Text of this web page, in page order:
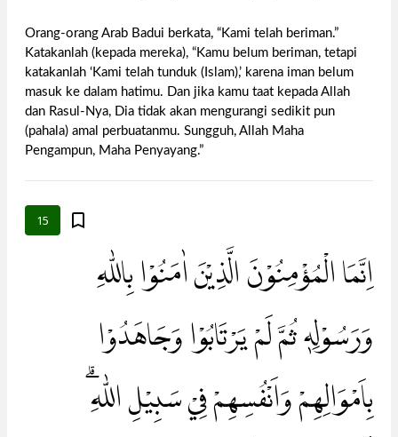
Orang-orang Arab Badui berkata, “Kami telah beriman.”
Katakanlah (kepada mereka), “Kamu belum beriman, tetapi
katakanlah ‘Kami telah tunduk (Islam),’ karena iman belum
masuk ke dalam hatimu. Dan jika kamu taat kepada Allah
dan Rasul-Nya, Dia tidak akan mengurangi sedikit pun
(pahala) amal perbuatanmu. Sungguh, Allah Maha
Pengampun, Maha Penyayang.”
15
اِنَّمَا الْمُؤْمِنُوْنَ الَّذِيْنَ اٰمَنُوْا بِاللّٰهِ
وَرَسُوْلِهٖ ثُمَّ لَمْ يَرْتَابُوْا وَجَاهَدُوْا
بِاَمْوَالِهِمْ وَاَنْفُسِهِمْ فِيْ سَبِيْلِ اللّٰهِ ۗ